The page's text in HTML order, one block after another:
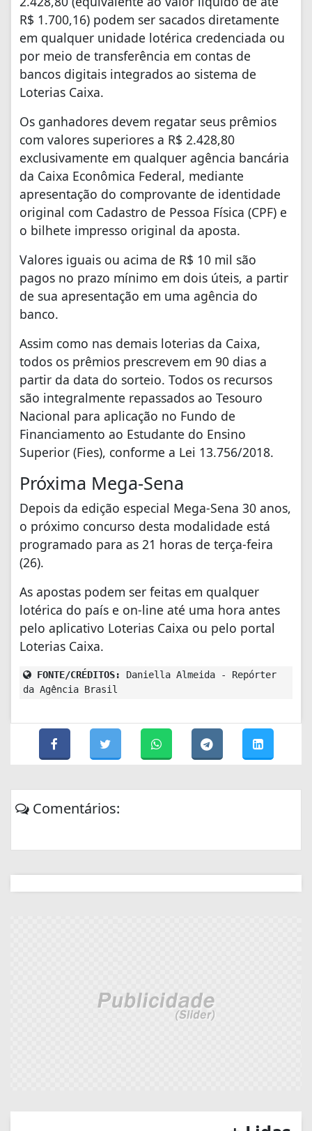
R$ 1.700,16) podem ser sacados diretamente
em qualquer unidade lotérica credenciada ou
por meio de transferência em contas de
bancos digitais integrados ao sistema de
Loterias Caixa.
Os ganhadores devem regatar seus prêmios
com valores superiores a R$ 2.428,80
exclusivamente em qualquer agência bancária
da Caixa Econômica Federal, mediante
apresentação do comprovante de identidade
original com Cadastro de Pessoa Física (CPF) e
o bilhete impresso original da aposta.
Valores iguais ou acima de R$ 10 mil são
pagos no prazo mínimo em dois úteis, a partir
de sua apresentação em uma agência do
banco.
Assim como nas demais loterias da Caixa,
todos os prêmios prescrevem em 90 dias a
partir da data do sorteio. Todos os recursos
são integralmente repassados ao Tesouro
Nacional para aplicação no Fundo de
Financiamento ao Estudante do Ensino
Superior (Fies), conforme a Lei 13.756/2018.
Próxima Mega-Sena
Depois da edição especial Mega-Sena 30 anos,
o próximo concurso desta modalidade está
programado para as 21 horas de terça-feira
(26).
As apostas podem ser feitas em qualquer
lotérica do país e on-line até uma hora antes
pelo aplicativo Loterias Caixa ou pelo portal
Loterias Caixa.
FONTE/CRÉDITOS:
Daniella Almeida - Repórter
da Agência Brasil
Comentários: